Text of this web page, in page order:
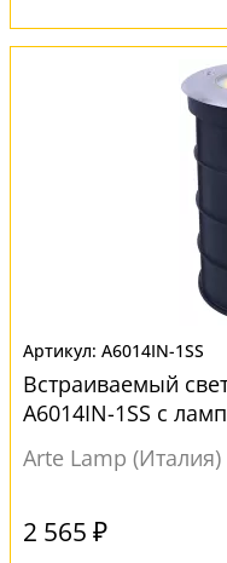
A6014IN-1SS
Встраиваемый
A6014IN-1SS с
Arte Lamp (Италия)
2 565 ₽